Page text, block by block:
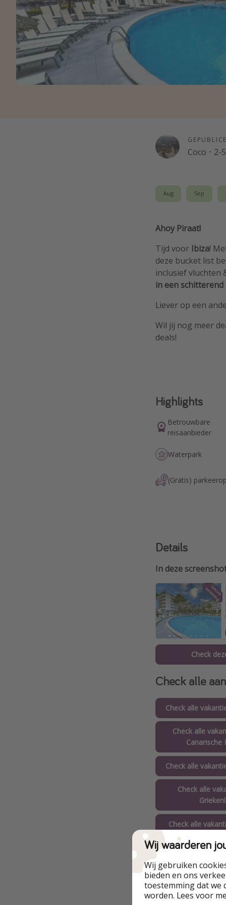
Coco · 2-
Aug Sep
Ahoy Piraat!
Tijd voor Ibiza!
deze bucket list
inclusief vluchten
in een
Liever op een
Wil jij nog meer
deals!
Highlights
Betrouwbare
reisaanbieder
Waterpark
(Gratis)
Details
In deze
Check
Check alle
Check alle
Check alle
Canarische
Check alle
Check alle
Check alle
Check alle
Check alle
Wij waarderen
Wij gebruiken
bieden en ons
toestemming dat we
worden. Lees voor